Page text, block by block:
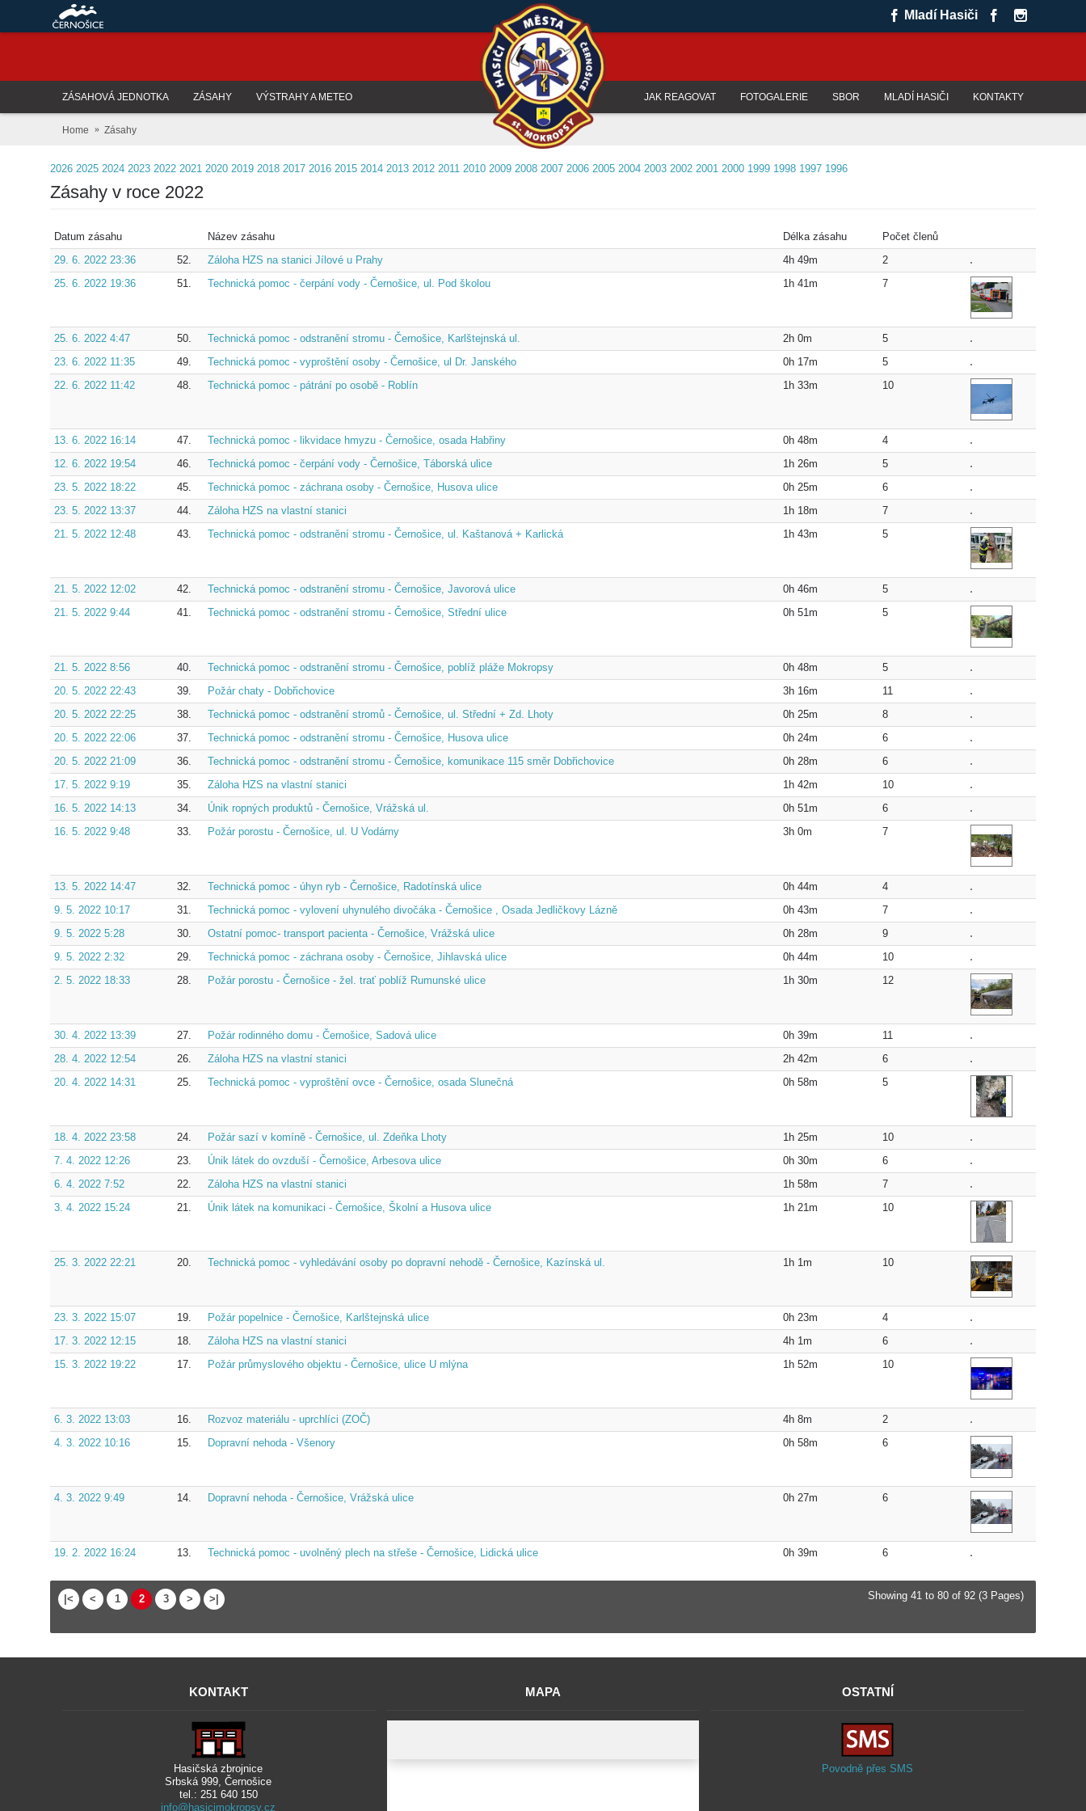
Mladí Hasiči
ZÁSAHOVÁ JEDNOTKA ZÁSAHY VÝSTRAHY A METEO KONTAKTY
MLADÍ HASIČI
SBOR
FOTOGALERIE
JAK REAGOVAT
Home Zásahy
2026 2025 2024 2023 2022 2021 2020 2019 2018 2017 2016 2015 2014 2013 2012 2011 2010 2009 2008 2007 2006 2005 2004 2003 2002 2001 2000 1999 1998 1997 1996
Zásahy v roce 2022
Datum zásahu Název zásahu Délka zásahu
Počet členů
29. 6. 2022 23:36
52. Záloha HZS na stanici Jílové u Prahy 4h 49m
2
25. 6. 2022 19:36
51. Technická pomoc - čerpání vody - Černošice, ul. Pod školou 1h 41m 7
25. 6. 2022 4:47 50. Technická pomoc - odstranění stromu - Černošice, Karlštejnská ul. 2h 0m
5
23. 6. 2022 11:35
49. Technická pomoc - vyproštění osoby - Černošice, ul Dr. Janského 0h 17m
5
22. 6. 2022 11:42
48. Technická pomoc - pátrání po osobě - Roblín 1h 33m 10
13. 6. 2022 16:14 47. Technická pomoc - likvidace hmyzu - Černošice, osada Habřiny 0h 48m
4
12. 6. 2022 19:54
46. Technická pomoc - čerpání vody - Černošice, Táborská ulice 1h 26m
5
23. 5. 2022 18:22
45. Technická pomoc - záchrana osoby - Černošice, Husova ulice 0h 25m
6
23. 5. 2022 13:37
44. Záloha HZS na vlastní stanici 1h 18m
7
21. 5. 2022 12:48
43. Technická pomoc - odstranění stromu - Černošice, ul. Kaštanová + Karlická 1h 43m 5
21. 5. 2022 12:02 42. Technická pomoc - odstranění stromu - Černošice, Javorová ulice 0h 46m
5
21. 5. 2022 9:44
41. Technická pomoc - odstranění stromu - Černošice, Střední ulice 0h 51m 5
21. 5. 2022 8:56 40. Technická pomoc - odstranění stromu - Černošice, poblíž pláže Mokropsy 0h 48m
5
20. 5. 2022 22:43
39. Požár chaty - Dobřichovice 3h 16m
11
20. 5. 2022 22:25
38. Technická pomoc - odstranění stromů - Černošice, ul. Střední + Zd. Lhoty 0h 25m
8
20. 5. 2022 22:06
37. Technická pomoc - odstranění stromu - Černošice, Husova ulice 0h 24m
6
20. 5. 2022 21:09
36. Technická pomoc - odstranění stromu - Černošice, komunikace 115 směr Dobřichovice 0h 28m
6
17. 5. 2022 9:19
35. Záloha HZS na vlastní stanici 1h 42m
10
16. 5. 2022 14:13
34. Únik ropných produktů - Černošice, Vrážská ul. 0h 51m
6
16. 5. 2022 9:48
33. Požár porostu - Černošice, ul. U Vodárny 3h 0m 7
13. 5. 2022 14:47 32. Technická pomoc - úhyn ryb - Černošice, Radotínská ulice 0h 44m
4
9. 5. 2022 10:17
31. Technická pomoc - vylovení uhynulého divočáka - Černošice , Osada Jedličkovy Lázně 0h 43m
7
9. 5. 2022 5:28
30. Ostatní pomoc- transport pacienta - Černošice, Vrážská ulice 0h 28m
9
9. 5. 2022 2:32
29. Technická pomoc - záchrana osoby - Černošice, Jihlavská ulice 0h 44m
10
2. 5. 2022 18:33
28. Požár porostu - Černošice - žel. trať poblíž Rumunské ulice 1h 30m 12
30. 4. 2022 13:39 27. Požár rodinného domu - Černošice, Sadová ulice 0h 39m
11
28. 4. 2022 12:54
26. Záloha HZS na vlastní stanici 2h 42m
6
20. 4. 2022 14:31
25. Technická pomoc - vyproštění ovce - Černošice, osada Slunečná 0h 58m 5
18. 4. 2022 23:58 24. Požár sazí v komíně - Černošice, ul. Zdeňka Lhoty 1h 25m
10
7. 4. 2022 12:26
23. Únik látek do ovzduší - Černošice, Arbesova ulice 0h 30m
6
6. 4. 2022 7:52
22. Záloha HZS na vlastní stanici 1h 58m
7
3. 4. 2022 15:24
21. Únik látek na komunikaci - Černošice, Školní a Husova ulice 1h 21m 10
25. 3. 2022 22:21 20. Technická pomoc - vyhledávání osoby po dopravní nehodě - Černošice, Kazínská ul. 1h 1m 10
23. 3. 2022 15:07 19. Požár popelnice - Černošice, Karlštejnská ulice 0h 23m
4
17. 3. 2022 12:15
18. Záloha HZS na vlastní stanici 4h 1m
6
15. 3. 2022 19:22
17. Požár průmyslového objektu - Černošice, ulice U mlýna 1h 52m 10
6. 3. 2022 13:03 16. Rozvoz materiálu - uprchlíci (ZOČ) 4h 8m
2
4. 3. 2022 10:16
15. Dopravní nehoda - Všenory 0h 58m 6
4. 3. 2022 9:49 14. Dopravní nehoda - Černošice, Vrážská ulice 0h 27m 6
19. 2. 2022 16:24 13. Technická pomoc - uvolněný plech na střeše - Černošice, Lidická ulice 0h 39m 6
|< < 1 2 3 > >| Showing 41 to 80 of 92 (3 Pages)
KONTAKT
Hasičská zbrojnice
Srbská 999, Černošice
tel.: 251 640 150
info@hasicimokropsy.cz
MAPA OSTATNÍ
Povodně přes SMS